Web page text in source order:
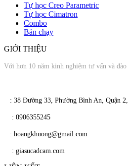
Tự học Creo Parametric
Tự học Cimatron
Combo
Bán chạy
GIỚI THIỆU
Với hơn 10 năm kinh nghiệm tư vấn và
: 38 Đường 33, Phường Bình An,
: 0906355245
​ : hoangkhuong@gmail.com
: giasucadcam.com